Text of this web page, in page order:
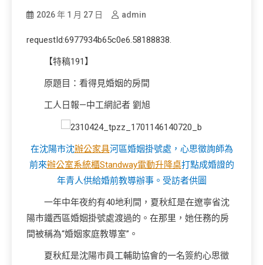
2026 年 1 月 27 日 admin
requestId:6977934b65c0e6.58188838.
【特稿191】
原題目：看得見婚姻的房間
工人日報—中工網記者 劉旭
在沈陽市沈辦公家具河區婚姻掛號處，心思徵詢師為
前來辦公室系統櫃Standway電動升降桌打點成婚證的
年青人供給婚前教導辦事。 受訪者供圖
一年中年夜約有40地利間，夏秋紅是在遼寧省沈
陽市鐵西區婚姻掛號處渡過的。在那里，她任務的房
間被稱為“婚姻家庭教導室”。
夏秋紅是沈陽市員工輔助協會的一名簽約心思徵